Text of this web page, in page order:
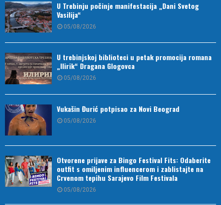
U Trebinju počinje manifestacija „Dani Svetog
Vasilija“
05/08/2026
U trebinjskoj biblioteci u petak promocija romana
„Ilirik“ Dragana Glogovca
05/08/2026
Vukašin Đurić potpisao za Novi Beograd
05/08/2026
Otvorene prijave za Bingo Festival Fits: Odaberite
outfit s omiljenim influencerom i zablistajte na
Crvenom tepihu Sarajevo Film Festivala
05/08/2026